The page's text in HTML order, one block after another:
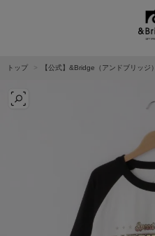
トップ 【公式】&Bridge（アンドブリッジ）